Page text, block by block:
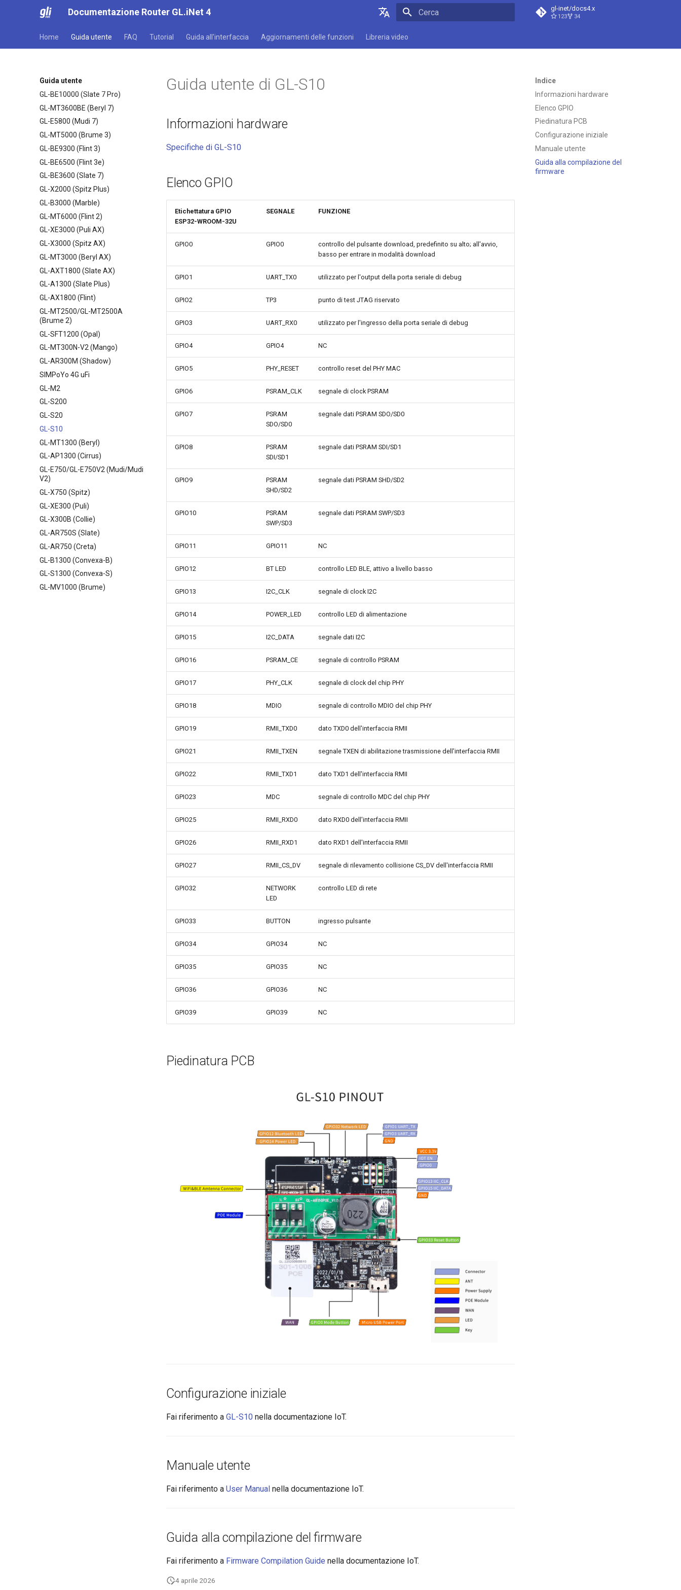
Documentazione Router GL.iNet 4
English
gl-inet/docs4.x
123 34
Home Guida utente FAQ Tutorial Guida all'interfaccia Aggiornamenti delle funzioni Libreria video
Guida utente
GL-BE10000 (Slate 7 Pro)
GL-MT3600BE (Beryl 7)
GL-E5800 (Mudi 7)
GL-MT5000 (Brume 3)
GL-BE9300 (Flint 3)
GL-BE6500 (Flint 3e)
GL-BE3600 (Slate 7)
GL-X2000 (Spitz Plus)
GL-B3000 (Marble)
GL-MT6000 (Flint 2)
GL-XE3000 (Puli AX)
GL-X3000 (Spitz AX)
GL-MT3000 (Beryl AX)
GL-AXT1800 (Slate AX)
GL-A1300 (Slate Plus)
GL-AX1800 (Flint)
GL-MT2500/GL-MT2500A
(Brume 2)
GL-SFT1200 (Opal)
GL-MT300N-V2 (Mango)
GL-AR300M (Shadow)
SIMPoYo 4G uFi
GL-M2
GL-S200
GL-S20
GL-S10
GL-MT1300 (Beryl)
GL-AP1300 (Cirrus)
GL-E750/GL-E750V2 (Mudi/Mudi
V2)
GL-X750 (Spitz)
GL-XE300 (Puli)
GL-X300B (Collie)
GL-AR750S (Slate)
GL-AR750 (Creta)
GL-B1300 (Convexa-B)
GL-S1300 (Convexa-S)
GL-MV1000 (Brume)
Indice
Informazioni hardware
Elenco GPIO
Piedinatura PCB
Configurazione iniziale
Manuale utente
Guida alla compilazione del
firmware
Guida utente di GL-S10
Informazioni hardware
Specifiche di GL-S10
Elenco GPIO
Etichettatura GPIO
ESP32-WROOM-32U
SEGNALE FUNZIONE
GPIO0 GPIO0
controllo del pulsante download, predefinito su alto; all'avvio,
basso per entrare in modalità download
GPIO1 UART_TX0 utilizzato per l'output della porta seriale di debug
GPIO2 TP3 punto di test JTAG riservato
GPIO3 UART_RX0 utilizzato per l'ingresso della porta seriale di debug
GPIO4 GPIO4 NC
GPIO5 PHY_RESET controllo reset del PHY MAC
GPIO6 PSRAM_CLK segnale di clock PSRAM
GPIO7
PSRAM
SDO/SD0
segnale dati PSRAM SDO/SD0
GPIO8
PSRAM
SDI/SD1
segnale dati PSRAM SDI/SD1
GPIO9
PSRAM
SHD/SD2
segnale dati PSRAM SHD/SD2
GPIO10
PSRAM
SWP/SD3
segnale dati PSRAM SWP/SD3
GPIO11 GPIO11 NC
GPIO12 BT LED controllo LED BLE, attivo a livello basso
GPIO13 I2C_CLK segnale di clock I2C
GPIO14 POWER_LED controllo LED di alimentazione
GPIO15 I2C_DATA segnale dati I2C
GPIO16 PSRAM_CE segnale di controllo PSRAM
GPIO17 PHY_CLK segnale di clock del chip PHY
GPIO18 MDIO segnale di controllo MDIO del chip PHY
GPIO19 RMII_TXD0 dato TXD0 dell'interfaccia RMII
GPIO21 RMII_TXEN segnale TXEN di abilitazione trasmissione dell'interfaccia RMII
GPIO22 RMII_TXD1 dato TXD1 dell'interfaccia RMII
GPIO23 MDC segnale di controllo MDC del chip PHY
GPIO25 RMII_RXD0 dato RXD0 dell'interfaccia RMII
GPIO26 RMII_RXD1 dato RXD1 dell'interfaccia RMII
GPIO27 RMII_CS_DV segnale di rilevamento collisione CS_DV dell'interfaccia RMII
GPIO32
NETWORK
LED
controllo LED di rete
GPIO33 BUTTON ingresso pulsante
GPIO34 GPIO34 NC
GPIO35 GPIO35 NC
GPIO36 GPIO36 NC
GPIO39 GPIO39 NC
Piedinatura PCB
Configurazione iniziale
Fai riferimento a GL-S10 nella documentazione IoT.
Manuale utente
Fai riferimento a User Manual nella documentazione IoT.
Guida alla compilazione del firmware
Fai riferimento a Firmware Compilation Guide nella documentazione IoT.
4 aprile 2026